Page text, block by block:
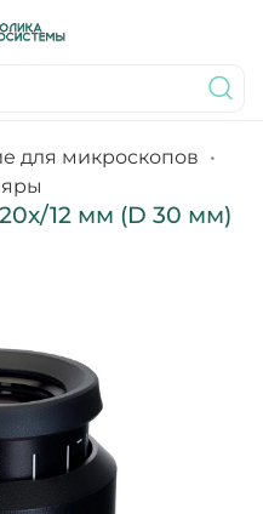
для микроскопов
12 мм (D 30 мм)